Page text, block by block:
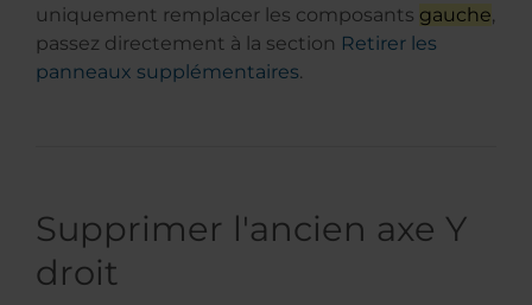
uniquement remplacer les composants gauche,
passez directement à la section Retirer les
panneaux supplémentaires.
Supprimer l'ancien axe Y
droit